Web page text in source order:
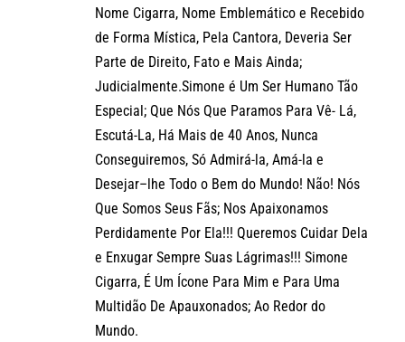
Nome Cigarra, Nome Emblemático e Recebido
de Forma Mística, Pela Cantora, Deveria Ser
Parte de Direito, Fato e Mais Ainda;
Judicialmente.Simone é Um Ser Humano Tão
Especial; Que Nós Que Paramos Para Vê- Lá,
Escutá-La, Há Mais de 40 Anos, Nunca
Conseguiremos, Só Admirá-la, Amá-la e
Desejar–lhe Todo o Bem do Mundo! Não! Nós
Que Somos Seus Fãs; Nos Apaixonamos
Perdidamente Por Ela!!! Queremos Cuidar Dela
e Enxugar Sempre Suas Lágrimas!!! Simone
Cigarra, É Um Ícone Para Mim e Para Uma
Multidão De Apauxonados; Ao Redor do
Mundo.